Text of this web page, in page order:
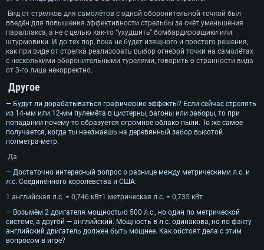
Минимальные
ОС: Windows 10 (64 bit)
Процессор: Dual-Core 2.2 GHz
Оперативная память: 4 ГБ
NVIDIA GeForce GTX 660. Минимальное поддерживаемое разрешение –
720p.
Сеть: Широкополосное подключение к Интернету
Место на жестком диске: 23.1 Гб
Рекомендуемые
ОС: Windows 10/11 (64bit)
Процессор: Intel Core i5 или Ryzen 5 3600 и выше
Оперативная память: 16 ГБ
Видеокарта с поддержкой DirectX 11 и выше: Nvidia GeForce 1060 и
выше, Radeon RX 570 и выше
Сеть: Широкополосное подключение к Интернету
Минимальные
Операционная система: Mac OS Big Sur 11.0
Процессор: Core i5, минимум 2.2GHz (Intel Xeon не поддерживается)
Оперативная память: 6 Гб
AMD/Nvidia для Mac (минимальное поддерживаемое разрешение –
720p) с поддержкой Metal
Место на жестком диске: 23.1 Гб
Рекомендуемые
Операционная система: Mac OS Big Sur 11.0
Процессор: Intel Core i7 (Intel Xeon не поддерживается)
Оперативная память: 8 Гб
Видеокарта: Radeon Vega II и выше с поддержкой Metal
Место на жестком диске: 75.9 Гб
Минимальные
Операционная система: Современные дистрибутивы Linux 64bit
Процессор: Dual-Core 2.4 ГГц
Оперативная память: 4 Гб
драйверами (не старее 6 месяцев) / соответствующая серия AMD
Radeon со свежими проприетарными драйверами (не старее 6
месяцев, минимальное поддерживаемое разрешение - 720p) с
поддержкой Vulkan
Место на жестком диске: 23.1 Гб
Рекомендуемые
Операционная система: Ubuntu 20.04 64bit
Процессор: Intel Core i7
Оперативная память: 16 Гб
Видеокарта: NVIDIA GeForce 1060 со свежими проприетарными
драйверами (не старее 6 месяцев) / Radeon RX 570 со свежими
проприетарными драйверами (не старее 6 месяцев) с поддержкой
Vulkan
Вид от стрелков для самолётов с одной оборонительной точкой был
введён для повышения эффективности стрельбы за счёт уменьшения
параллакса, а не с целью как-то “ухудшить” бомбардировщики или
штурмовики. И до тех пор, пока не будет изящного и простого решения,
как при виде от стрелка реализовать выбор огневой точки на самолётах
с несколькими оборонительными турелями, говорить о странности вида
от 3-го лица некорректно.
Другое
— Будут ли дорабатываться графические эффекты? Если сейчас стрелять
из 14-мм или 12-мм пулемёта в цистерны, вагоны или заборы, то при
попадании почему-то образуется огромное облако пыли. То же самое
получается, когда ты наезжаешь на деревянный забор высотой
полметра-метр.
Да
— Достаточно интересный вопрос о разнице между метрическими л.с. и
л.с. Соединённого королевства и США:
1 английская л.с. = 0,746 кВт1 метрическая л.с. = 0,735 кВт
— Возьмём 2 двигателя мощностью 500 л.с., но один по метрической
системе, а другой — английский. Мощность в л.с. одинакова, но по факту
английский двигатель должен быть мощнее. Как обстоят дела с этим
вопросом в игре?